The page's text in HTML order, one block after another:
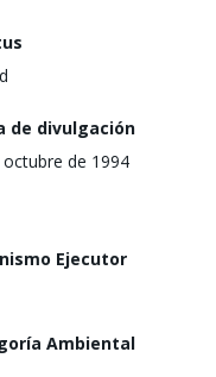
de divulgación
de 1994
Ejecutor
Ambiental